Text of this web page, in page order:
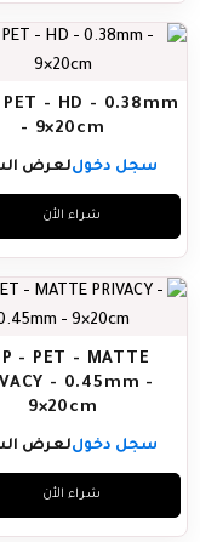
PET - HD - 0.38mm
- 9×20cm
سجل دخوللعرض
شراء الأن
- PET - MATTE
- 0.45mm -
9×20cm
سجل دخوللعرض
شراء الأن